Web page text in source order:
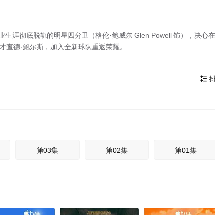
涯彻底脱轨的明星四分卫（格伦·鲍威尔 Glen Powell 饰），决心
查德·鲍尔斯，加入全新球队重返荣耀。

第03集 第02集 第01集